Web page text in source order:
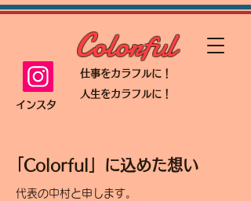
インスタ
Colorful
仕事をカラフルに！
人生をカラフルに！
「Colorful」に込めた想い
代表の中村と申します。